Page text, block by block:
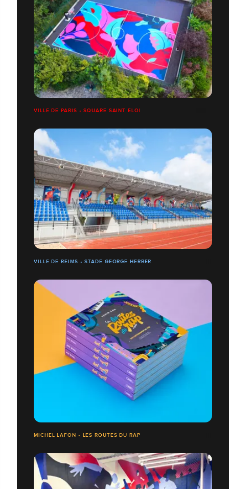
VILLE DE PARIS • SQUARE SAINT ELOI
VILLE DE REIMS • STADE GEORGE HERBER
MICHEL LAFON • LES ROUTES DU RAP